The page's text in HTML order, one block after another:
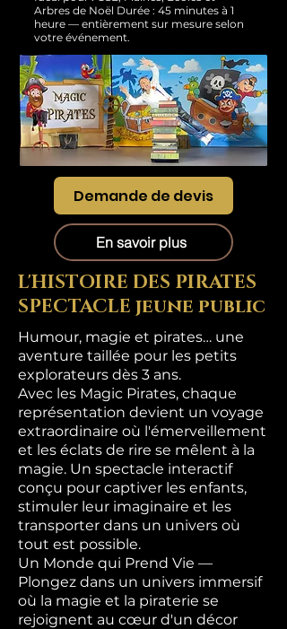
Arbres de Noël Durée : 45 minutes à 1
heure — entièrement sur mesure selon
votre événement.
Demande de devis
En savoir plus
L'HISTOIRE DES PIRATES
SPECTACLE jeune public
Humour, magie et pirates… une
aventure taillée pour les petits
explorateurs dès 3 ans.
Avec les Magic Pirates, chaque
représentation devient un voyage
extraordinaire où l'émerveillement
et les éclats de rire se mêlent à la
magie. Un spectacle interactif
conçu pour captiver les enfants,
stimuler leur imaginaire et les
transporter dans un univers où
tout est possible.
Un Monde qui Prend Vie —
Plongez dans un univers immersif
où la magie et la piraterie se
rejoignent au cœur d'un décor